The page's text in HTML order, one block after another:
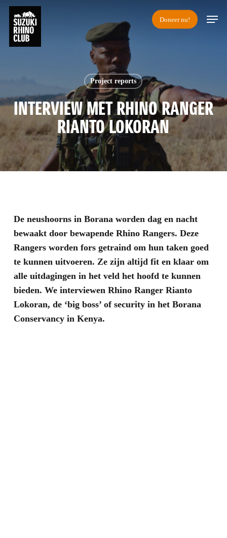
Skip
main
content
Doneer nu!
Menu
Project reports
INTERVIEW MET RHINO RANGER
RIANTO LOKORAN
De neushoorns in Borana worden dag en nacht
bewaakt door bewapende Rhino Rangers. Deze
Rangers worden fors getraind om hun taken goed
te kunnen uitvoeren. Ze zijn altijd fit en klaar om
alle uitdagingen in het veld het hoofd te kunnen
bieden. We interviewen Rhino Ranger Rianto
Lokoran, de ‘big boss’ of security in het Borana
Conservancy in Kenya.